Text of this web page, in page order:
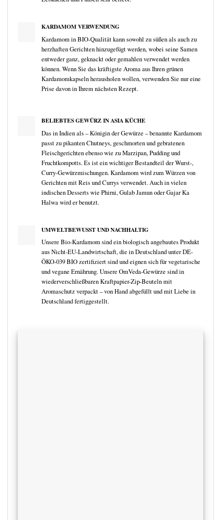
KARDAMOM VERWENDUNG
Kardamom in BIO-Qualität kann sowohl zu süßen als auch zu
herzhaften Gerichten hinzugefügt werden, wobei seine Samen
entweder ganz, geknackt oder gemahlen verwendet werden
können. Wenn Sie das kräftigste Aroma aus Ihren grünen
Kardamomkapseln herausholen wollen, verwenden Sie nur eine
Prise davon in Ihrem nächsten Rezept.
BELIEBTES GEWÜRZ IN ASIA KÜCHE
Das in Indien als – Königin der Gewürze – benannte Kardamom
passt zu pikanten Chutneys, geschmorten und gebratenen
Fleischgerichten ebenso wie zu Marzipan, Pudding und
Fruchtkompotts. Es ist ein wichtiger Bestandteil der Wurst-,
Curry-Gewürzmischungen. Kardamom wird zum Würzen von
Gerichten mit Reis und Currys verwendet. Auch in vielen
indischen Desserts wie Phirni, Gulab Jamun oder Gajar Ka
Halwa wird er benutzt.
UMWELTBEWUSST UND NACHHALTIG
Unsere Bio-Kardamom sind ein biologisch angebautes Produkt
aus Nicht-EU-Landwirtschaft, die in Deutschland unter DE-
ÖKO-039 BIO zertifiziert sind und eignen sich für vegetarische
und vegane Ernährung. Unsere OmVeda-Gewürze sind in
wiederverschließbaren Kraftpapier-Zip-Beuteln mit
Aromaschutz verpackt – von Hand abgefüllt und mit Liebe in
Deutschland fertiggestellt.